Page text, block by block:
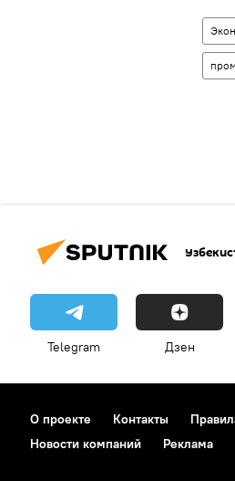
Telegram Дзен
О проекте Контакты
Новости компаний
Реклама